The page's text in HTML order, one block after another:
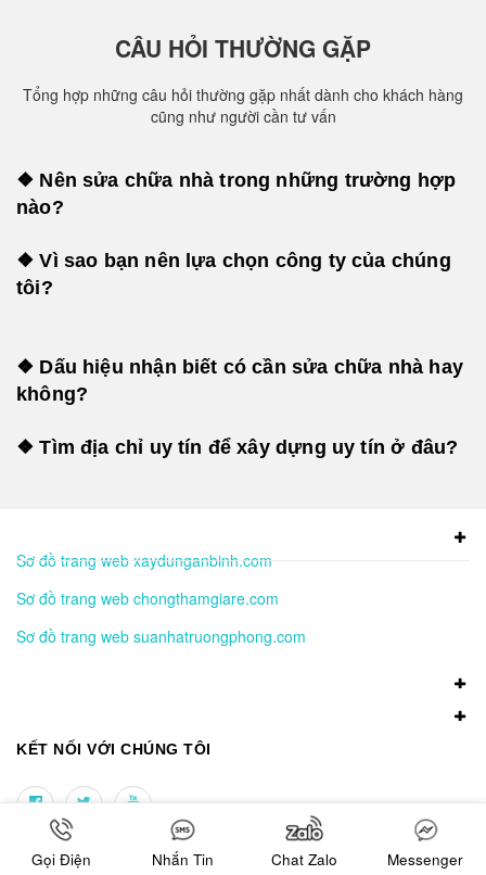
CÂU HỎI THƯỜNG GẶP
Tổng hợp những câu hỏi thường gặp nhất dành cho khách hàng
cũng như người cần tư vấn
❖ Nên sửa chữa nhà trong những trường hợp
nào?
❖ Vì sao bạn nên lựa chọn công ty của chúng
tôi?
❖ Dấu hiệu nhận biết có cần sửa chữa nhà hay
không?
❖ Tìm địa chỉ uy tín để xây dựng uy tín ở đâu?
Sơ đồ trang web xaydunganbinh.com
Sơ đồ trang web chongthamgiare.com
Sơ đồ trang web suanhatruongphong.com
KẾT NỐI VỚI CHÚNG TÔI
NHẬN TIN KHUYẾN MÃI
Gọi Điện Nhắn Tin Chat Zalo Messenger